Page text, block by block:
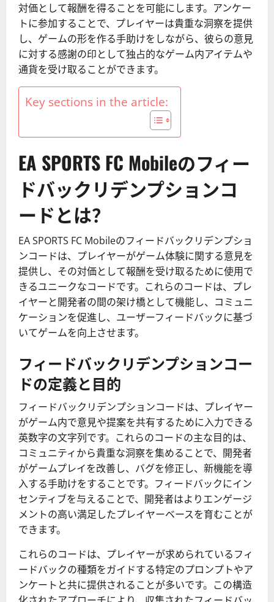
対価として報酬を得ることを可能にします。アンケー
トに参加することで、プレイヤーは貴重な洞察を提供
し、ゲームの形を作る手助けをしながら、彼らの意見
に対する感謝の印として独占的なゲーム内アイテムや
通貨を受け取ることができます。
Key sections in the article:
EA SPORTS FC Mobileのフィー
ドバックリデンプションコ
ードとは？
EA SPORTS FC Mobileのフィードバックリデンプショ
ンコードは、プレイヤーがゲーム体験に関する意見を
提供し、その対価として報酬を受け取るために使用で
きるユニークなコードです。これらのコードは、プレ
イヤーと開発者の間の架け橋として機能し、コミュニ
ケーションを促進し、ユーザーフィードバックに基づ
いてゲームを向上させます。
フィードバックリデンプションコー
ドの定義と目的
フィードバックリデンプションコードは、プレイヤー
がゲーム内で意見や提案を共有するために入力できる
英数字の文字列です。これらのコードの主な目的は、
コミュニティから貴重な洞察を集めることで、開発者
がゲームプレイを改善し、バグを修正し、新機能を導
入する手助けをすることです。フィードバックにイン
センティブを与えることで、開発者はよりエンゲージ
メントの高い満足したプレイヤーベースを育むことが
できます。
これらのコードは、プレイヤーが求められているフィ
ードバックの種類をガイドする特定のプロンプトやア
ンケートと共に提供されることが多いです。この構造